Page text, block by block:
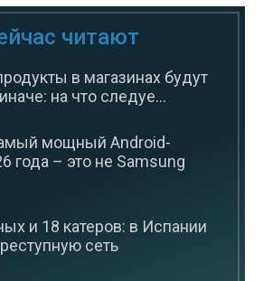
читают
в магазинах будут
на что следуе...
мощный Android-
года – это не Samsung
и 18 катеров: в Испании
сеть